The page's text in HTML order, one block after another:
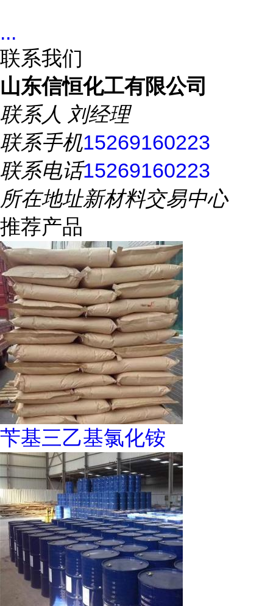
...
联系我们
山东信恒化工有限公司
联系人 刘经理
联系手机15269160223
联系电话15269160223
所在地址新材料交易中心
推荐产品
苄基三乙基氯化铵